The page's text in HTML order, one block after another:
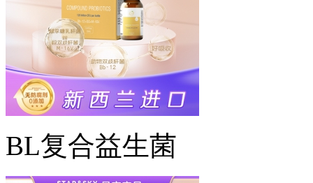
BL复合益生菌